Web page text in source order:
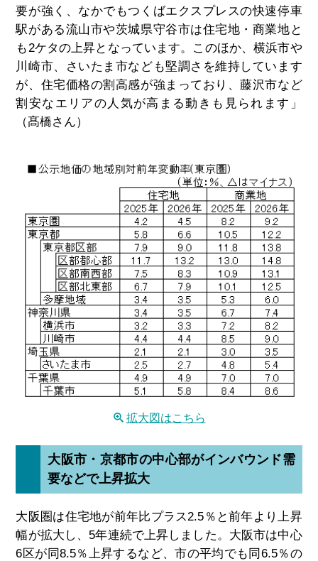
要が強く、なかでもつくばエクスプレスの快速停車
駅がある流山市や茨城県守谷市は住宅地・商業地と
も2ケタの上昇となっています。このほか、横浜市や
川崎市、さいたま市なども堅調さを維持しています
が、住宅価格の割高感が強まっており、藤沢市など
割安なエリアの人気が高まる動きも見られます」
（髙橋さん）
拡大図はこちら
大阪市・京都市の中心部がインバウンド需
要などで上昇拡大
大阪圏は住宅地が前年比プラス2.5％と前年より上昇
幅が拡大し、5年連続で上昇しました。大阪市は中心
6区が同8.5％上昇するなど、市の平均でも同6.5％の